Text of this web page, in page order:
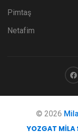
Pimtaş
Netafim
© 2026
YOZGAT MILA